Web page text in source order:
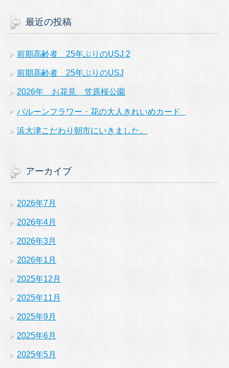
最近の投稿
前期高齢者 25年ぶりのUSJ 2
前期高齢者 25年ぶりのUSJ
2026年 お花見 笠原桜公園
バルーンフラワー・花の大人きれいめカード
浜大津こだわり朝市にいきました。
アーカイブ
2026年7月
2026年4月
2026年3月
2026年1月
2025年12月
2025年11月
2025年9月
2025年6月
2025年5月